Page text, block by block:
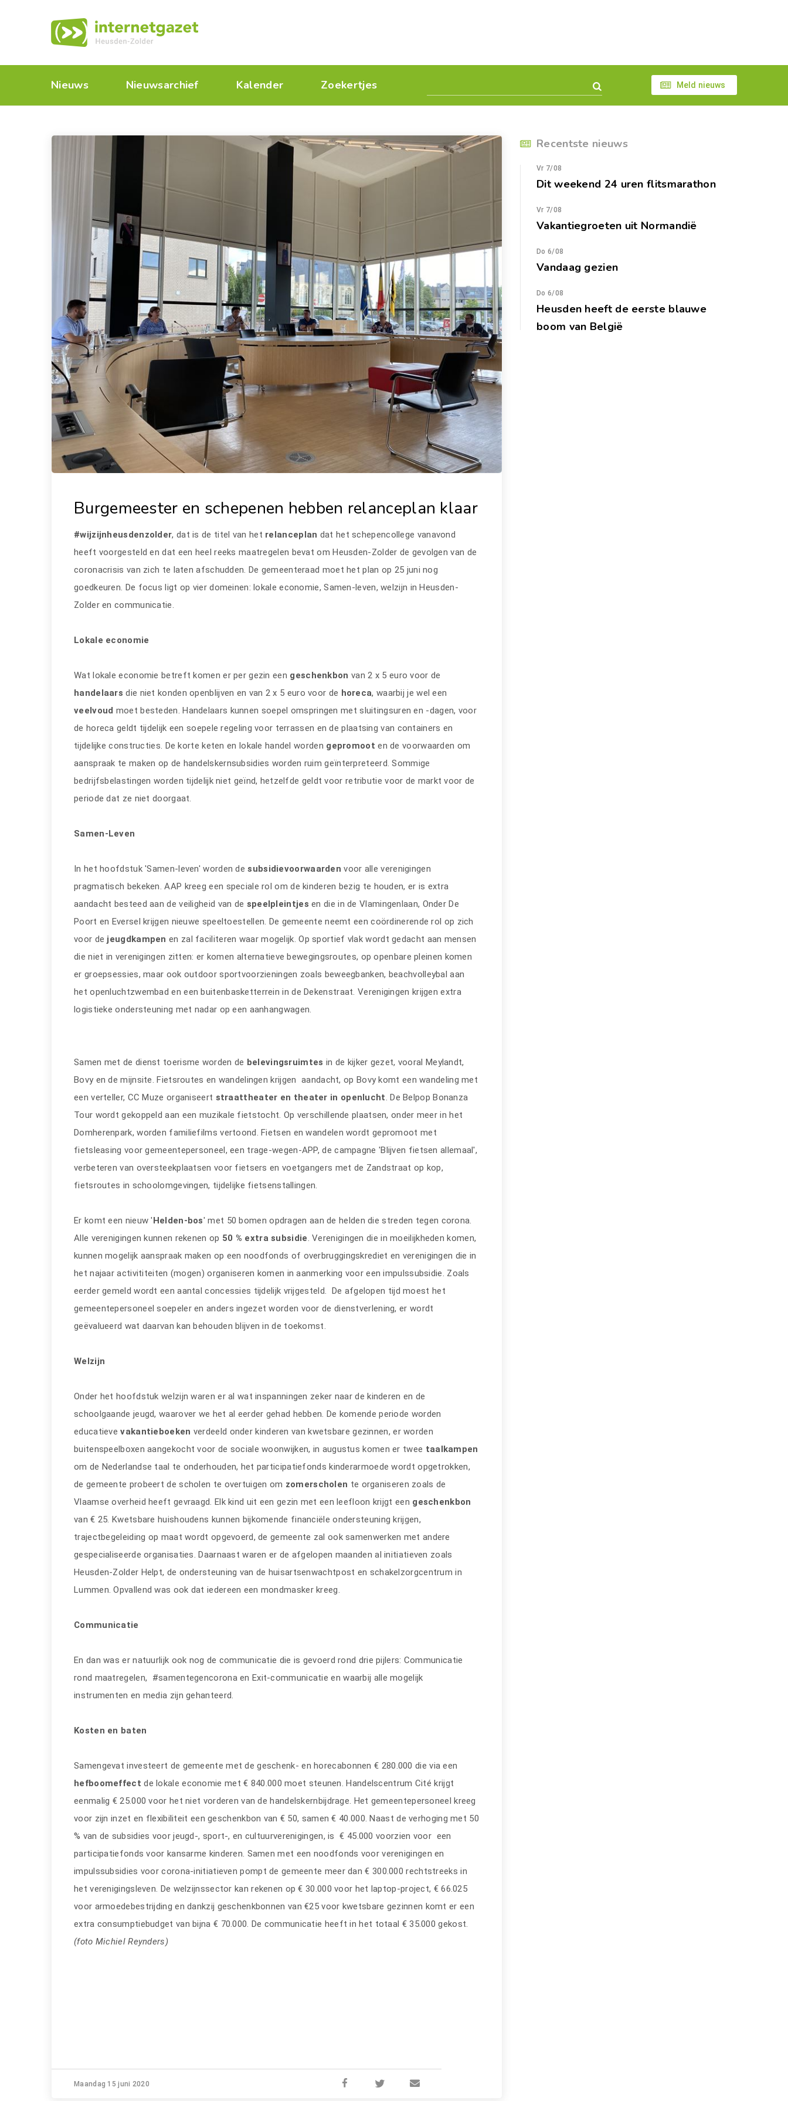
Nieuws Nieuwsarchief Kalender Zoekertjes Meld nieuws
Burgemeester en schepenen hebben relanceplan klaar
#wijzijnheusdenzolder, dat is de titel van het relanceplan dat het schepencollege vanavond
heeft voorgesteld en dat een heel reeks maatregelen bevat om Heusden-Zolder de gevolgen van de
coronacrisis van zich te laten afschudden. De gemeenteraad moet het plan op 25 juni nog
goedkeuren. De focus ligt op vier domeinen: lokale economie, Samen-leven, welzijn in Heusden-
Zolder en communicatie.
Lokale economie
Wat lokale economie betreft komen er per gezin een geschenkbon van 2 x 5 euro voor de
handelaars die niet konden openblijven en van 2 x 5 euro voor de horeca, waarbij je wel een
veelvoud moet besteden. Handelaars kunnen soepel omspringen met sluitingsuren en -dagen, voor
de horeca geldt tijdelijk een soepele regeling voor terrassen en de plaatsing van containers en
tijdelijke constructies. De korte keten en lokale handel worden gepromooten de voorwaarden om
aanspraak te maken op de handelskernsubsidies worden ruim geïnterpreteerd. Sommige
bedrijfsbelastingen worden tijdelijk niet geïnd, hetzelfde geldt voor retributie voor de markt voor de
periode dat ze niet doorgaat.
Samen-Leven
In het hoofdstuk 'Samen-leven' worden desubsidievoorwaardenvoor alle verenigingen
pragmatisch bekeken. AAP kreeg een speciale rol om de kinderen bezig te houden, er is extra
aandacht besteed aan de veiligheid van de speelpleintjesen die in de Vlamingenlaan, Onder De
Poort en Eversel krijgen nieuwe speeltoestellen. De gemeente neemt een coördinerende rol op zich
voor de jeugdkampenen zal faciliteren waar mogelijk. Op sportief vlak wordt gedacht aan mensen
die niet in verenigingen zitten: er komen alternatieve bewegingsroutes, op openbare pleinen komen
er groepsessies, maar ook outdoor sportvoorzieningen zoals beweegbanken, beachvolleybal aan
het openluchtzwembad en een buitenbasketterrein in de Dekenstraat. Verenigingen krijgen extra
logistieke ondersteuning met nadar op een aanhangwagen.
Samen met de dienst toerisme worden de belevingsruimtes in de kijker gezet, vooral Meylandt,
Bovy en de mijnsite. Fietsroutes en wandelingen krijgen aandacht, op Bovy komt een wandeling met
een verteller, CC Muze organiseert straattheater en theater in openlucht. De Belpop Bonanza
Tour wordt gekoppeld aan een muzikale fietstocht. Op verschillende plaatsen, onder meer in het
Domherenpark, worden familiefilms vertoond. Fietsen en wandelen wordt gepromoot met
fietsleasing voor gemeentepersoneel, een trage-wegen-APP, de campagne 'Blijven fietsen allemaal',
verbeteren van oversteekplaatsen voor fietsers en voetgangers met de Zandstraat op kop,
fietsroutes in schoolomgevingen, tijdelijke fietsenstallingen.
Er komt een nieuw 'Helden-bos' met 50 bomen opdragen aan de helden die streden tegen corona.
Alle verenigingen kunnen rekenen op 50 % extra subsidie. Verenigingen die in moeilijkheden komen,
kunnen mogelijk aanspraak maken op een noodfonds of overbruggingskrediet en verenigingen die in
het najaar activititeiten (mogen) organiseren komen in aanmerking voor een impulssubsidie. Zoals
eerder gemeld wordt een aantal concessies tijdelijk vrijgesteld. De afgelopen tijd moest het
gemeentepersoneel soepeler en anders ingezet worden voor de dienstverlening, er wordt
geëvalueerd wat daarvan kan behouden blijven in de toekomst.
Welzijn
Onder het hoofdstuk welzijn waren er al wat inspanningen zeker naar de kinderen en de
schoolgaande jeugd, waarover we het al eerder gehad hebben. De komende periode worden
educatievevakantieboeken verdeeld onder kinderen van kwetsbare gezinnen, er worden
buitenspeelboxen aangekocht voor de sociale woonwijken, in augustus komen er twee taalkampen
om de Nederlandse taal te onderhouden, het participatiefonds kinderarmoede wordt opgetrokken,
de gemeente probeert de scholen te overtuigen om zomerscholen te organiseren zoals de
Vlaamse overheid heeft gevraagd. Elk kind uit een gezin met een leefloon krijgt een geschenkbon
van € 25. Kwetsbare huishoudens kunnen bijkomende financiële ondersteuning krijgen,
trajectbegeleiding op maat wordt opgevoerd, de gemeente zal ook samenwerken met andere
gespecialiseerde organisaties. Daarnaast waren er de afgelopen maanden al initiatieven zoals
Heusden-Zolder Helpt, de ondersteuning van de huisartsenwachtpost en schakelzorgcentrum in
Lummen. Opvallend was ook dat iedereen een mondmasker kreeg.
Communicatie
En dan was er natuurlijk ook nog de communicatie die is gevoerd rond drie pijlers: Communicatie
rond maatregelen, #samentegencorona en Exit-communicatie en waarbij alle mogelijk
instrumenten en media zijn gehanteerd.
Kosten en baten
Samengevat investeert de gemeente met de geschenk- en horecabonnen € 280.000 die via een
hefboomeffect de lokale economie met € 840.000 moet steunen. Handelscentrum Cité krijgt
eenmalig € 25.000 voor het niet vorderen van de handelskernbijdrage. Het gemeentepersoneel kreeg
voor zijn inzet en flexibiliteit een geschenkbon van € 50, samen € 40.000. Naast de verhoging met 50
% van de subsidies voor jeugd-, sport-, en cultuurverenigingen, is € 45.000 voorzien voor een
participatiefonds voor kansarme kinderen. Samen met een noodfonds voor verenigingen en
impulssubsidies voor corona-initiatieven pompt de gemeente meer dan € 300.000 rechtstreeks in
het verenigingsleven. De welzijnssector kan rekenen op € 30.000 voor het laptop-project, € 66.025
voor armoedebestrijding en dankzij geschenkbonnen van €25 voor kwetsbare gezinnen komt er een
extra consumptiebudget van bijna € 70.000. De communicatie heeft in het totaal € 35.000 gekost.
(foto Michiel Reynders)
Maandag 15 juni 2020
Recentste nieuws
Vr 7/08
Dit weekend 24 uren flitsmarathon
Vr 7/08
Vakantiegroeten uit Normandië
Do 6/08
Vandaag gezien
Do 6/08
Heusden heeft de eerste blauwe
boom van België